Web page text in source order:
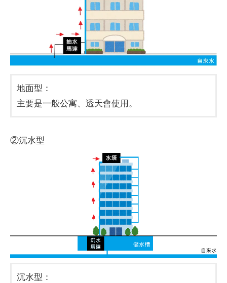
地面型：
主要是一般公寓、透天會使用。
②沉水型
沉水型：